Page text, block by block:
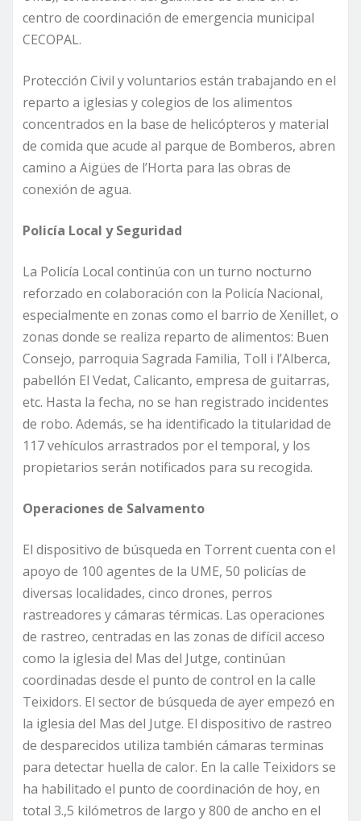
centro de coordinación de emergencia municipal
CECOPAL.
Protección Civil y voluntarios están trabajando en el
reparto a iglesias y colegios de los alimentos
concentrados en la base de helicópteros y material
de comida que acude al parque de Bomberos, abren
camino a Aigües de l’Horta para las obras de
conexión de agua.
Policía Local y Seguridad
La Policía Local continúa con un turno nocturno
reforzado en colaboración con la Policía Nacional,
especialmente en zonas como el barrio de Xenillet, o
zonas donde se realiza reparto de alimentos: Buen
Consejo, parroquia Sagrada Familia, Toll i l’Alberca,
pabellón El Vedat, Calicanto, empresa de guitarras,
etc. Hasta la fecha, no se han registrado incidentes
de robo. Además, se ha identificado la titularidad de
117 vehículos arrastrados por el temporal, y los
propietarios serán notificados para su recogida.
Operaciones de Salvamento
El dispositivo de búsqueda en Torrent cuenta con el
apoyo de 100 agentes de la UME, 50 policías de
diversas localidades, cinco drones, perros
rastreadores y cámaras térmicas. Las operaciones
de rastreo, centradas en las zonas de difícil acceso
como la iglesia del Mas del Jutge, continúan
coordinadas desde el punto de control en la calle
Teixidors. El sector de búsqueda de ayer empezó en
la iglesia del Mas del Jutge. El dispositivo de rastreo
de desparecidos utiliza también cámaras terminas
para detectar huella de calor. En la calle Teixidors se
ha habilitado el punto de coordinación de hoy, en
total 3.,5 kilómetros de largo y 800 de ancho en el